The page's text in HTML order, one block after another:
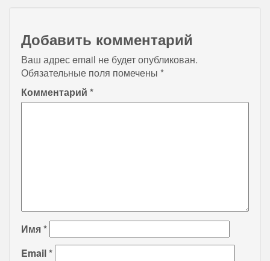
Добавить комментарий
Ваш адрес email не будет опубликован.
Обязательные поля помечены *
Комментарий *
Имя*
Email*